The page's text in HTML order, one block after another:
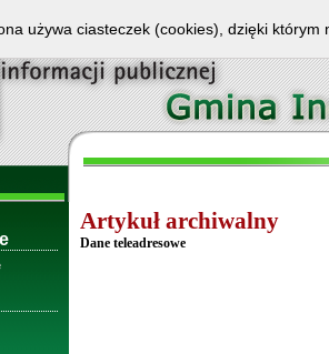
Artykuł archiwalny
Dane teleadresowe
używa ciasteczek (cookies), dzięki którym